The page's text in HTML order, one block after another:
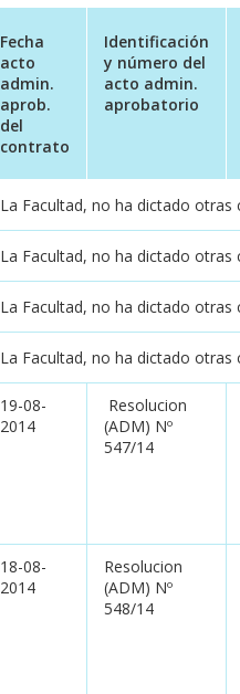
Fecha
acto
admin.
aprob.
del
contrato
Identificación
y número del
acto admin.
aprobatorio
La Facultad, no ha dictado otras
La Facultad, no ha dictado otras
La Facultad, no ha dictado otras
La Facultad, no ha dictado otras
19-08-
2014
Resolucion
(ADM) Nº
547/14
18-08-
2014
Resolucion
(ADM) Nº
548/14